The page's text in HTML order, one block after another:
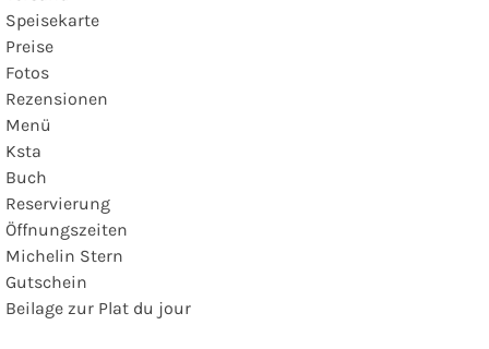
Speisekarte
Preise
Fotos
Rezensionen
Menü
Ksta
Buch
Reservierung
Öffnungszeiten
Michelin Stern
Gutschein
Beilage zur Plat du jour